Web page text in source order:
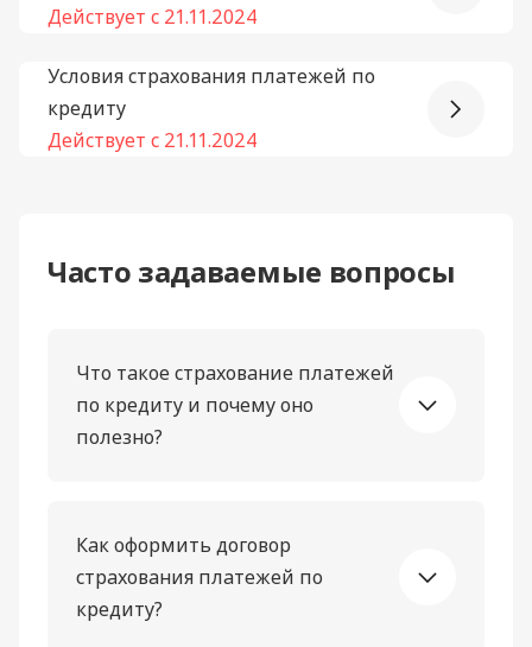
Действует с 21.11.2024
Условия страхования платежей по
кредиту
Действует с 21.11.2024
Часто задаваемые вопросы
Что такое страхование платежей
по кредиту и почему оно
полезно?
Как оформить договор
страхования платежей по
кредиту?